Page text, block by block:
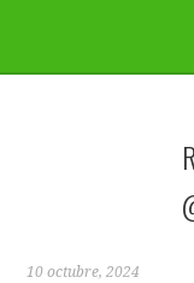
10 octubre, 2024